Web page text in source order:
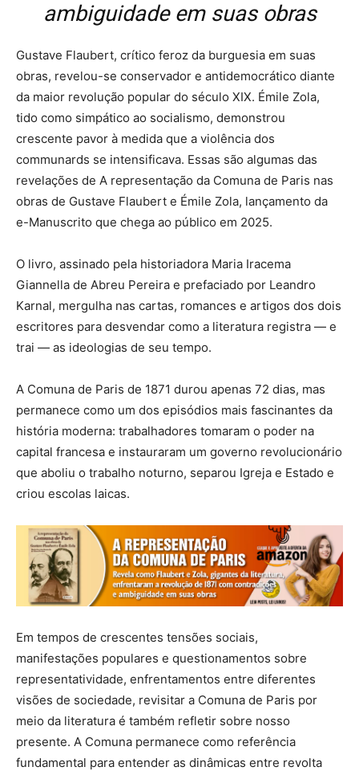
ambiguidade em suas obras
Gustave Flaubert, crítico feroz da burguesia em suas
obras, revelou-se conservador e antidemocrático diante
da maior revolução popular do século XIX. Émile Zola,
tido como simpático ao socialismo, demonstrou
crescente pavor à medida que a violência dos
communards se intensificava. Essas são algumas das
revelações de A representação da Comuna de Paris nas
obras de Gustave Flaubert e Émile Zola, lançamento da
e-Manuscrito que chega ao público em 2025.
O livro, assinado pela historiadora Maria Iracema
Giannella de Abreu Pereira e prefaciado por Leandro
Karnal, mergulha nas cartas, romances e artigos dos dois
escritores para desvendar como a literatura registra — e
trai — as ideologias de seu tempo.
A Comuna de Paris de 1871 durou apenas 72 dias, mas
permanece como um dos episódios mais fascinantes da
história moderna: trabalhadores tomaram o poder na
capital francesa e instauraram um governo revolucionário
que aboliu o trabalho noturno, separou Igreja e Estado e
criou escolas laicas.
Em tempos de crescentes tensões sociais,
manifestações populares e questionamentos sobre
representatividade, enfrentamentos entre diferentes
visões de sociedade, revisitar a Comuna de Paris por
meio da literatura é também refletir sobre nosso
presente. A Comuna permanece como referência
fundamental para entender as dinâmicas entre revolta